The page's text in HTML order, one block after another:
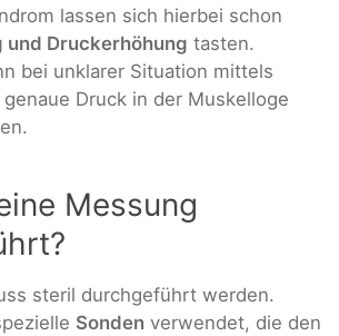
lassen sich hierbei schon
und Druckerhöhung tasten.
bei unklarer Situation mittels
Druck in der Muskelloge
Messung
steril durchgeführt werden.
Sonden verwendet, die den